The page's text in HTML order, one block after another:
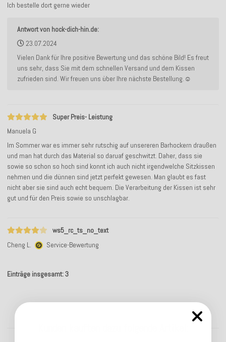
Ich bestelle dort gerne wieder
Antwort von hock-dich-hin.de:
23.07.2024
Vielen Dank für Ihre positive Bewertung und das schöne Bild! Es freut
uns sehr, dass Sie mit dem schnellen Versand und dem Kissen
zufrieden sind. Wir freuen uns über Ihre nächste Bestellung.☺️
Super Preis- Leistung
Manuela G
Im Sommer war es immer sehr rutschig auf unsereren Barhockern draußen
und man hat durch das Material so daruaf geschwitzt. Daher, dass sie
sowie so schon so hoch sind konnt ich auch nicht irgendwelche Sitzkissen
nehmen und die dünnen sind jetzt perfekt gewesen. Man glaubt es fast
nicht aber sie sind auch echt bequem. Die Verarbeitung der Kissen ist sehr
gut und für den Preis sowie so unschlagbar.
ws5_rc_ts_no_text
Cheng L.
Service-Bewertung
Einträge insgesamt: 3